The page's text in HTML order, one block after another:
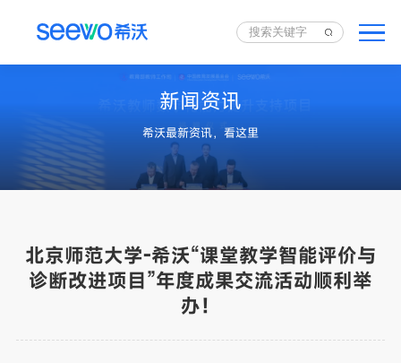
新闻资讯
希沃最新资讯，看这里
北京师范大学-希沃“课堂教学智能评价与
诊断改进项目”年度成果交流活动顺利举
办！